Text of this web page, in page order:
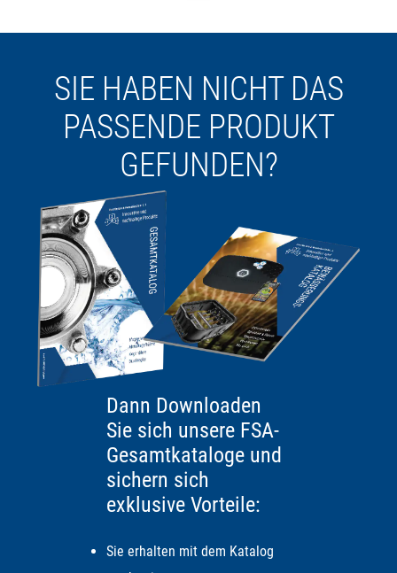
SIE HABEN NICHT DAS
PASSENDE PRODUKT
GEFUNDEN?
Dann Downloaden
Sie sich unsere FSA-
Gesamtkataloge und
sichern sich
exklusive Vorteile:
Sie erhalten mit dem Katalog